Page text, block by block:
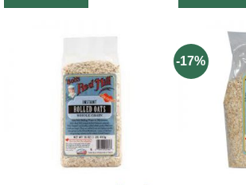
-17%